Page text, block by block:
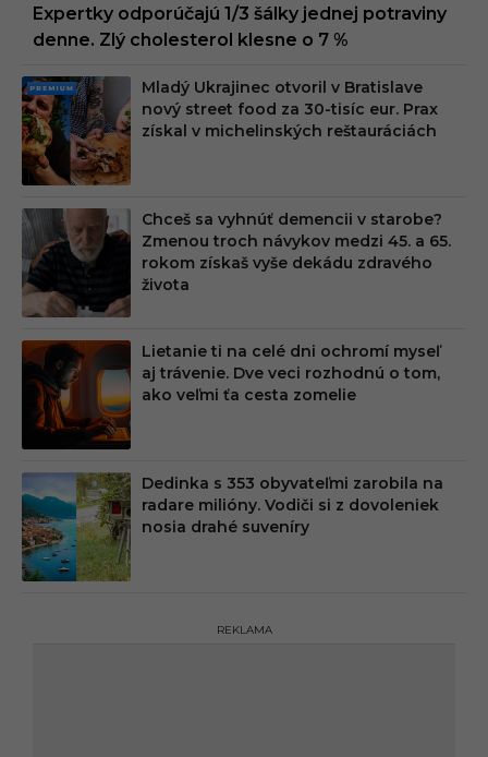
Expertky odporúčajú 1/3 šálky jednej potraviny
denne. Zlý cholesterol klesne o 7 %
PRE
MIU
M
Mladý Ukrajinec otvoril v Bratislave
nový street food za 30-tisíc eur. Prax
získal v michelinských reštauráciách
Chceš sa vyhnúť demencii v starobe?
Zmenou troch návykov medzi 45. a 65.
rokom získaš vyše dekádu zdravého
života
Lietanie ti na celé dni ochromí myseľ
aj trávenie. Dve veci rozhodnú o tom,
ako veľmi ťa cesta zomelie
Dedinka s 353 obyvateľmi zarobila na
radare milióny. Vodiči si z dovoleniek
nosia drahé suveníry
REKLAMA